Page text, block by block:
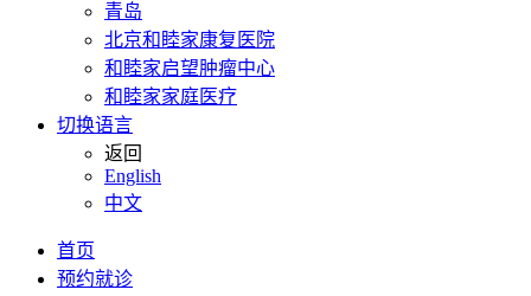
青岛
北京和睦家康复医院
和睦家启望肿瘤中心
和睦家家庭医疗
切换语言
返回
English
中文
首页
预约就诊